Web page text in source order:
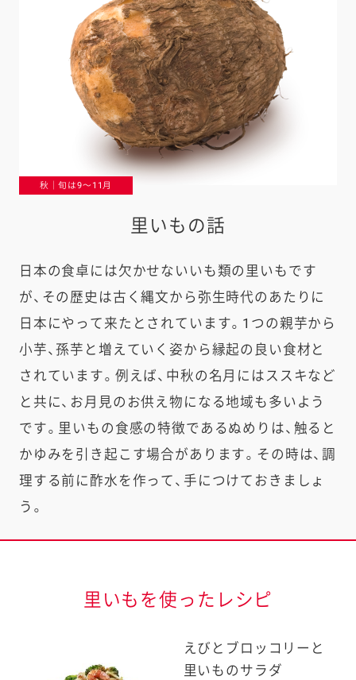
秋｜旬は9〜11月
里いもの話
日本の食卓には欠かせないいも類の里いもです
が、その歴史は古く縄文から弥生時代のあたりに
日本にやって来たとされています。1つの親芋から
小芋、孫芋と増えていく姿から縁起の良い食材と
されています。例えば、中秋の名月にはススキなど
と共に、お月見のお供え物になる地域も多いよう
です。里いもの食感の特徴であるぬめりは、触ると
かゆみを引き起こす場合があります。その時は、調
理する前に酢水を作って、手につけておきましょ
う。
里いもを使ったレシピ
えびとブロッコリーと
里いものサラダ